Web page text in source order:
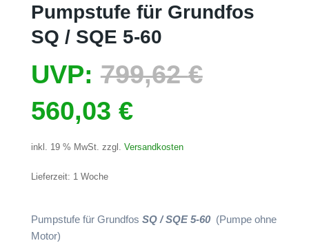
Pumpstufe für Grundfos
SQ / SQE 5-60
UVP: 799,62€
560,03 €Aktueller
Preis
560,03 €.
inkl. 19 % MwSt. zzgl. Versandkosten
Lieferzeit: 1 Woche
Pumpstufe für Grundfos SQ / SQE 5-60 (Pumpe ohne
Motor)